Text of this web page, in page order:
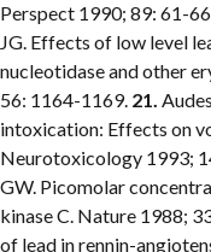
Perspect 1990; 89: 61-
JG. Effects of low level
nucleotidase and other
56: 1164-1169. 21.
intoxication: Effects on
Neurotoxicology 1993;
GW. Picomolar
kinase C. Nature 1988;
of lead in rennin-